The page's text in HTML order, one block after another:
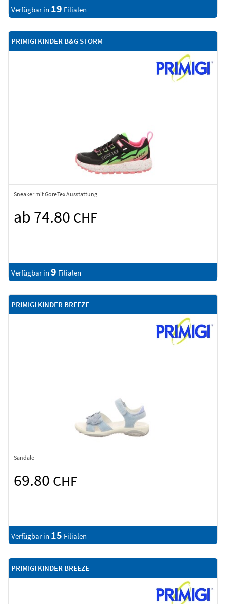
Verfügbar in 19 Filialen
PRIMIGI KINDER B&G STORM
Sneaker mit GoreTex Ausstattung
ab 74.80 CHF
Verfügbar in 9 Filialen
PRIMIGI KINDER BREEZE
Sandale
69.80 CHF
Verfügbar in 15 Filialen
PRIMIGI KINDER BREEZE